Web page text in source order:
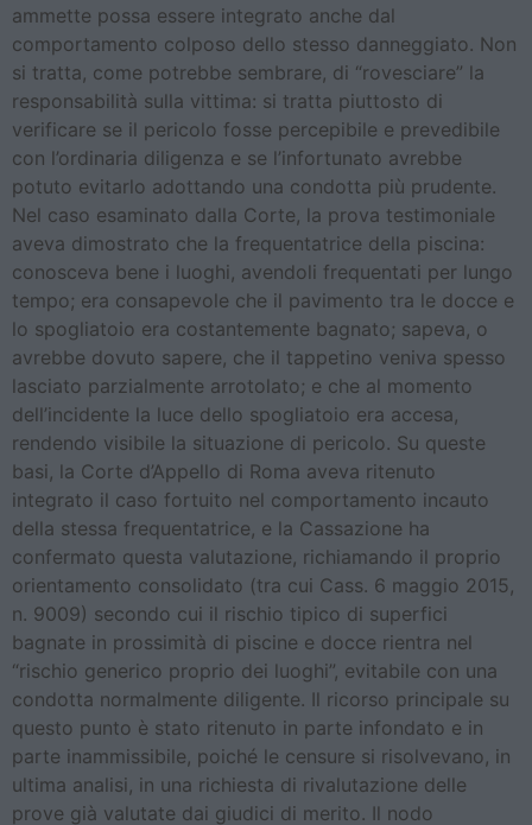
ammette possa essere integrato anche dal
comportamento colposo dello stesso danneggiato. Non
si tratta, come potrebbe sembrare, di “rovesciare” la
responsabilità sulla vittima: si tratta piuttosto di
verificare se il pericolo fosse percepibile e prevedibile
con l’ordinaria diligenza e se l’infortunato avrebbe
potuto evitarlo adottando una condotta più prudente.
Nel caso esaminato dalla Corte, la prova testimoniale
aveva dimostrato che la frequentatrice della piscina:
conosceva bene i luoghi, avendoli frequentati per lungo
tempo; era consapevole che il pavimento tra le docce e
lo spogliatoio era costantemente bagnato; sapeva, o
avrebbe dovuto sapere, che il tappetino veniva spesso
lasciato parzialmente arrotolato; e che al momento
dell’incidente la luce dello spogliatoio era accesa,
rendendo visibile la situazione di pericolo. Su queste
basi, la Corte d’Appello di Roma aveva ritenuto
integrato il caso fortuito nel comportamento incauto
della stessa frequentatrice, e la Cassazione ha
confermato questa valutazione, richiamando il proprio
orientamento consolidato (tra cui Cass. 6 maggio 2015,
n. 9009) secondo cui il rischio tipico di superfici
bagnate in prossimità di piscine e docce rientra nel
“rischio generico proprio dei luoghi”, evitabile con una
condotta normalmente diligente. Il ricorso principale su
questo punto è stato ritenuto in parte infondato e in
parte inammissibile, poiché le censure si risolvevano, in
ultima analisi, in una richiesta di rivalutazione delle
prove già valutate dai giudici di merito. Il nodo